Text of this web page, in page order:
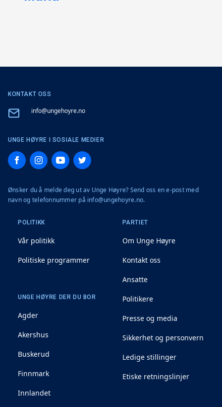
KONTAKT OSS
Email info@ungehoyre.no
UNGE HØYRE I SOSIALE MEDIER
FacebookInstagramYouTubeTwitter
Ønsker du å melde deg ut av Unge Høyre? Send oss en e-post med
navn og telefonnummer på info@ungehoyre.no.
POLITIKK
Vår politikk
Politiske programmer
PARTIET
Om Unge Høyre
Kontakt oss
Ansatte
Politikere
Presse og media
Sikkerhet og personvern
Ledige stillinger
Etiske retningslinjer
UNGE HØYRE DER DU BOR
Agder
Akershus
Buskerud
Finnmark
Innlandet